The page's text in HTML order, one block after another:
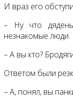
И враз его
– Ну что
незнакомые люди.
– А вы кто?
Ответом были
– А, понял, вы